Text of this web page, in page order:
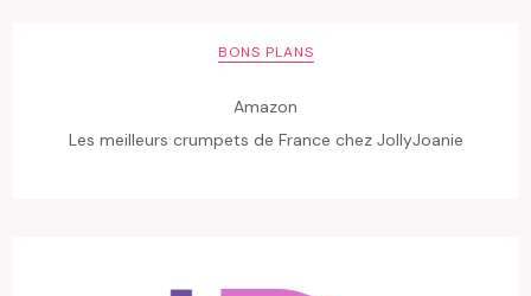
BONS PLANS
Amazon
Les meilleurs crumpets de France chez JollyJoanie